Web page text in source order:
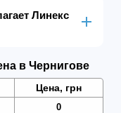
Линекс
в Чернигове
Цена, грн
0